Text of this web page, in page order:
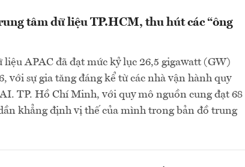
tâm dữ liệu TP.HCM, thu hút các “ông
APAC đã đạt mức kỷ lục 26,5 gigawatt (GW)
với sự gia tăng đáng kể từ các nhà vận hành quy
TP. Hồ Chí Minh, với quy mô nguồn cung đạt 68
khẳng định vị thế của mình trong bản đồ trung